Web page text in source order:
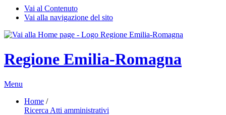
Vai al Contenuto
Vai alla navigazione del sito
Regione Emilia-Romagna
Menu
Home /
Ricerca Atti amministrativi